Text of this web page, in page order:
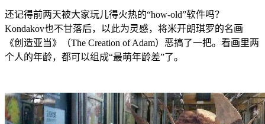
还记得前两天被大家玩儿得火热的“how-old”软件吗？
Kondakov也不甘落后，以此为灵感，将米开朗琪罗的名画
《创造亚当》（The Creation of Adam）恶搞了一把。看画里两
个人的年龄，都可以组成“最萌年龄差”了。